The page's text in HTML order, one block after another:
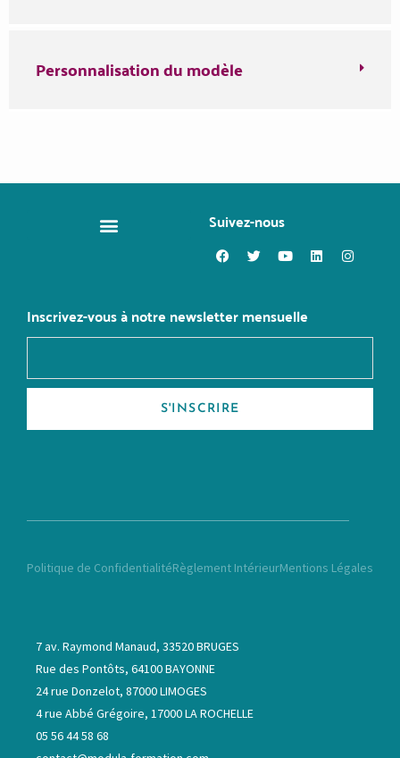
Personnalisation du modèle
Suivez-nous
Inscrivez-vous à notre newsletter mensuelle
S'INSCRIRE
Politique de ConfidentialitéRèglement IntérieurMentions Légales
7 av. Raymond Manaud, 33520 BRUGES
Rue des Pontôts, 64100 BAYONNE
24 rue Donzelot, 87000 LIMOGES
4 rue Abbé Grégoire, 17000 LA ROCHELLE
05 56 44 58 68